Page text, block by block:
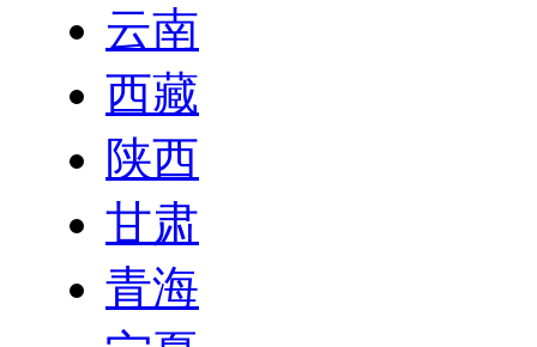
云南
西藏
陕西
甘肃
青海